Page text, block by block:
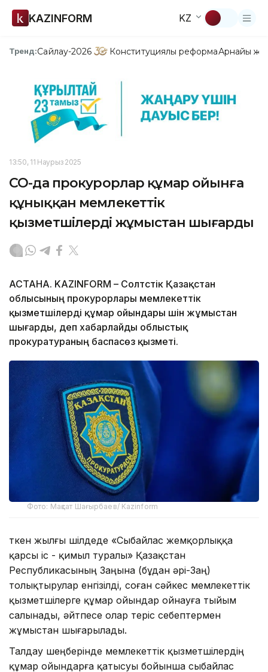
KAZINFORM KZ
Тренд:Сайлау-2026 Конституциялық реформаАрнайы
13:50, 11 Наурыз 2025
СҚО-да прокурорлар құмар ойынға
құныққан мемлекеттік
қызметшілерді жұмыстан шығарды
АСТАНА. KAZINFORM – Солтүстік Қазақстан
облысының прокурорлары мемлекеттік
қызметшілерді құмар ойындары үшін жұмыстан
шығарды, деп хабарлайды облыстық
прокуратураның баспасөз қызметі.
Фото: Мақсат Шағырбаев/ Kazinform
Өткен жылғы шілдеде «Сыбайлас жемқорлыққа
қарсы іс - қимыл туралы» Қазақстан
Республикасының Заңына (бұдан әрі-Заң)
толықтырулар енгізілді, соған сәйкес мемлекеттік
қызметшілерге құмар ойындар ойнауға тыйым
салынады, әйтпесе олар теріс себептермен
жұмыстан шығарылады.
Талдау шеңберінде мемлекеттік қызметшілердің
құмар ойындарға қатысуы бойынша сыбайлас